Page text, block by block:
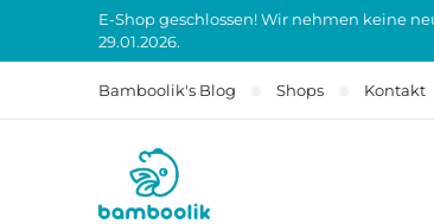
E-Shop geschlossen! Wir nehmen keine
29.01.2026.
Bamboolik's Blog Shops Kontakt